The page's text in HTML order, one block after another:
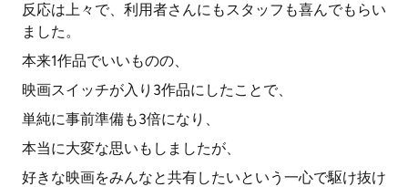
反応は上々で、利用者さんにもスタッフも喜んでもらい
ました。
本来1作品でいいものの、
映画スイッチが入り3作品にしたことで、
単純に事前準備も3倍になり、
本当に大変な思いもしましたが、
好きな映画をみんなと共有したいという一心で駆け抜け